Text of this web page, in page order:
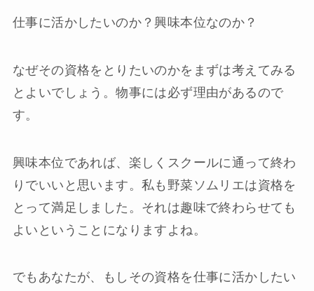
仕事に活かしたいのか？興味本位なのか？
なぜその資格をとりたいのかをまずは考えてみる
とよいでしょう。物事には必ず理由があるので
す。
興味本位であれば、楽しくスクールに通って終わ
りでいいと思います。私も野菜ソムリエは資格を
とって満足しました。それは趣味で終わらせても
よいということになりますよね。
でもあなたが、もしその資格を仕事に活かしたい